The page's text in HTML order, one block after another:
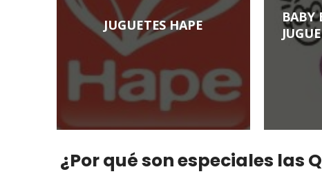
JUGUETES HAPE
BABY
¿Por qué son especiales las